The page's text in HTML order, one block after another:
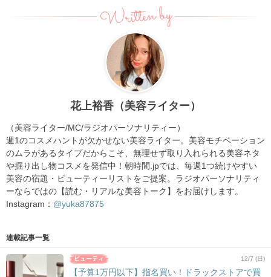
Written by
花上裕香（美容ライター）
（美容ライター/MC/ラジオパーソナリティー）
週1のコスメハントが欠かせない美容ライター。美容モチベーション
のムラがあるタイプだからこそ、無理せず取り入れられる美容ネタ
や掘り出し物コスメを発信中！朝時間.jpでは、毎週1つ続けやすい
美容の宿題・ビューティーリストをご提案。ラジオパーソナリティ
ーならではの【読む・リアルな美容トーク】をお届けします。
Instagram： @yuka87875
連載記事一覧
12/7 (日)
【予算1万円以下】指名買い！ドラックストアで買